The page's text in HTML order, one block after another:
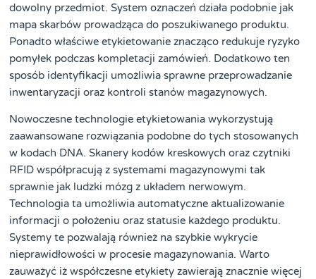
dowolny przedmiot. System oznaczeń działa podobnie jak
mapa skarbów prowadząca do poszukiwanego produktu.
Ponadto właściwe etykietowanie znacząco redukuje ryzyko
pomyłek podczas kompletacji zamówień. Dodatkowo ten
sposób identyfikacji umożliwia sprawne przeprowadzanie
inwentaryzacji oraz kontroli stanów magazynowych.
Nowoczesne technologie etykietowania wykorzystują
zaawansowane rozwiązania podobne do tych stosowanych
w kodach DNA. Skanery kodów kreskowych oraz czytniki
RFID współpracują z systemami magazynowymi tak
sprawnie jak ludzki mózg z układem nerwowym.
Technologia ta umożliwia automatyczne aktualizowanie
informacji o położeniu oraz statusie każdego produktu.
Systemy te pozwalają również na szybkie wykrycie
nieprawidłowości w procesie magazynowania. Warto
zauważyć iż współczesne etykiety zawierają znacznie więcej